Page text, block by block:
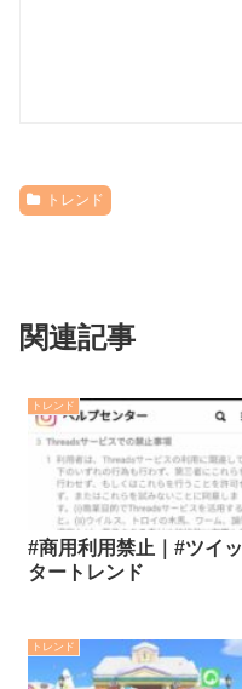
トレンド
関連記事
トレンド
#商用利用禁止｜#ツイッ
タートレンド
トレンド